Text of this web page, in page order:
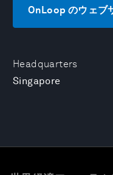
Headquarters
Singapore
OnLoop のウェブ